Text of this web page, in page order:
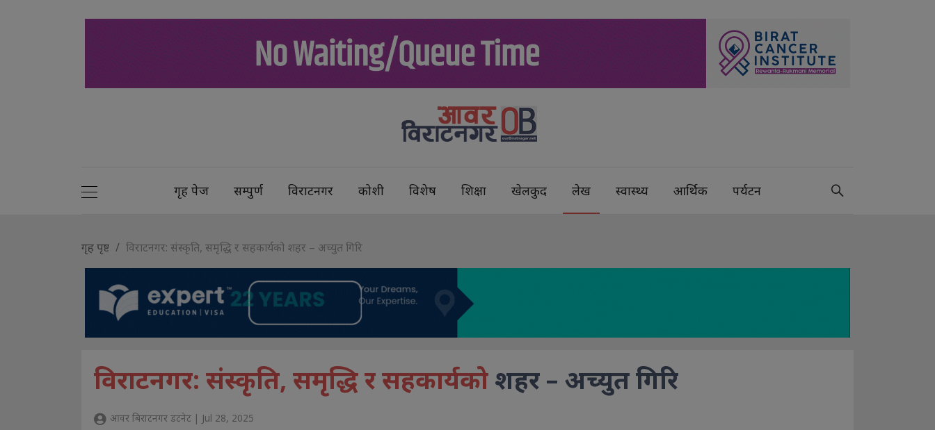
गृह पेज सम्पुर्ण विराटनगर कोशी विशेष शिक्षा खेलकुद लेख स्वास्थ्य आर्थिक पर्यटन
गृह पृष्ट विराटनगर: संस्कृति, समृद्धि र सहकार्यको शहर – अच्युत गिरि
विराटनगर: संस्कृति, समृद्धि र सहकार्यको शहर – अच्युत गिरि
आवर बिराटनगर डटनेट | Jul 28, 2025